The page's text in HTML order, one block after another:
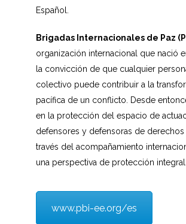
Español.
Brigadas Internacionales de Paz
organización internacional que nació
la convicción de que cualquier
colectivo puede contribuir a la
pacífica de un conflicto. Desde
en la protección del espacio de
defensores y defensoras de derechos
través del acompañamiento
una perspectiva de protección integral.
www.pbi-ee.org/es